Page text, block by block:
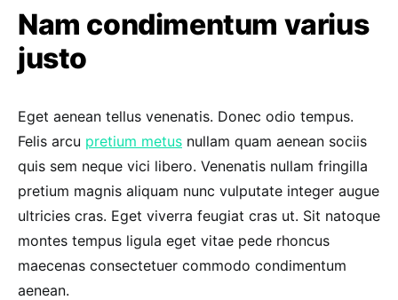
Nam condimentum varius
justo
Eget aenean tellus venenatis. Donec odio tempus.
Felis arcu pretium metus nullam quam aenean sociis
quis sem neque vici libero. Venenatis nullam fringilla
pretium magnis aliquam nunc vulputate integer augue
ultricies cras. Eget viverra feugiat cras ut. Sit natoque
montes tempus ligula eget vitae pede rhoncus
maecenas consectetuer commodo condimentum
aenean.